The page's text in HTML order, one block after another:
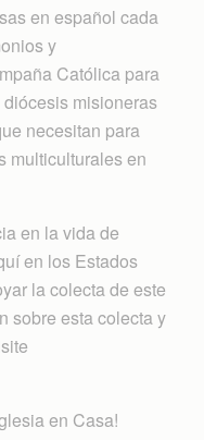
en español cada
y
Católica para
misioneras
necesitan para
multiculturales en
en la vida de
en los Estados
la colecta de este
sobre esta colecta y
en Casa!